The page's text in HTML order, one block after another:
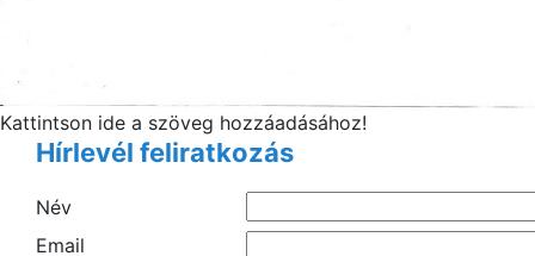
Kattintson ide a szöveg hozzáadásához!
Hírlevél feliratkozás
Név
Email